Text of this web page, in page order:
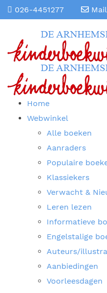
026-4451277
Home
Webwinkel
Alle boeken
Aanraders
Populaire
Klassiekers
Verwacht &
Leren lezen
Informatieve
Engelstalige
Auteurs/
Aanbiedingen
Voorleesdagen